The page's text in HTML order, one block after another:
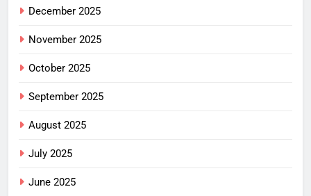
December 2025
November 2025
October 2025
September 2025
August 2025
July 2025
June 2025